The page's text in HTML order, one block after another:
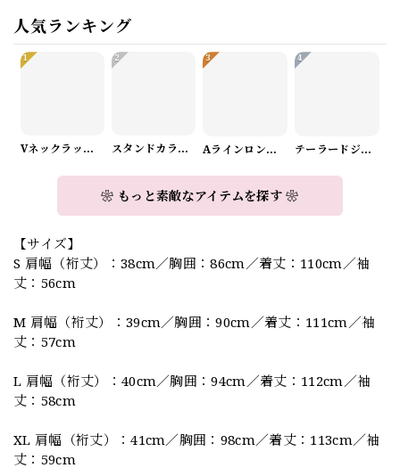
人気ランキング
1
Vネックラップデザインニット（3color） A1008
2
スタンドカラーロングスリーブリボンブラウス（3color） A1126
3
Aラインロングワンピース（2color） A0908
4
テーラードジャケット＆ワイドパンツスーツwithスカーフ A0987
❀ もっと素敵なアイテムを探す ❀
【サイズ】
S 肩幅（裄丈）：38cm／胸囲：86cm／着丈：110cm／袖
丈：56cm
M 肩幅（裄丈）：39cm／胸囲：90cm／着丈：111cm／袖
丈：57cm
L 肩幅（裄丈）：40cm／胸囲：94cm／着丈：112cm／袖
丈：58cm
XL 肩幅（裄丈）：41cm／胸囲：98cm／着丈：113cm／袖
丈：59cm